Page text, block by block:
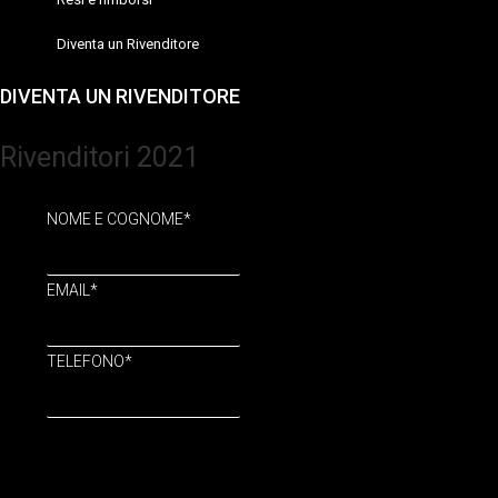
Diventa un Rivenditore
DIVENTA UN RIVENDITORE
Rivenditori 2021
NOME E COGNOME*
EMAIL *
TELEFONO*